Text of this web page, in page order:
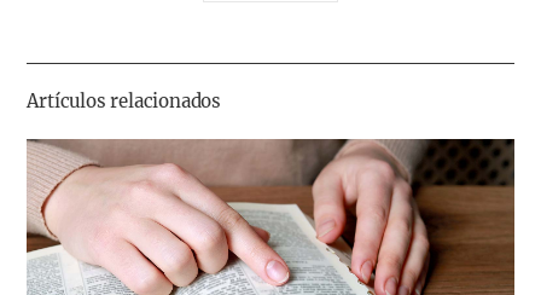
기
Artículos relacionados